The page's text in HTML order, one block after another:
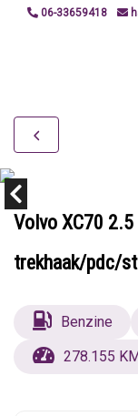
06-33659418
Volvo XC70
trekhaak/pdc/
Benzine
278.155